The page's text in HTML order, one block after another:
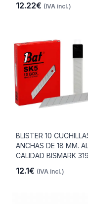
12.22€ (IVA incl.)
BLISTER 10
ANCHAS DE 18 MM.
CALIDAD BISMARK
12.1€ (IVA incl.)